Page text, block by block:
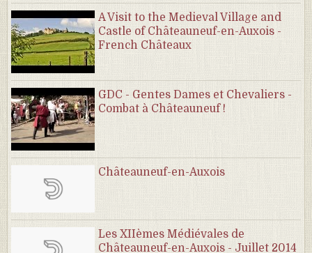
A Visit to the Medieval Village and
Castle of Châteauneuf-en-Auxois -
French Châteaux
GDC - Gentes Dames et Chevaliers -
Combat à Châteauneuf !
Châteauneuf-en-Auxois
Les XIIèmes Médiévales de
Châteauneuf-en-Auxois - Juillet 2014